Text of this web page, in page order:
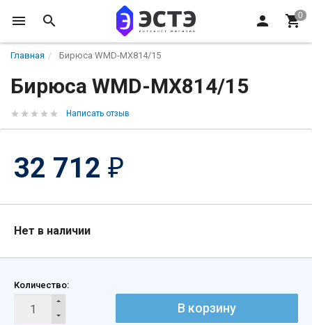
Главная Бирюса WMD-MX814/15
Бирюса WMD-MX814/15
Написать отзыв
32 712 ₽
Нет в наличии
Количество:
В корзину